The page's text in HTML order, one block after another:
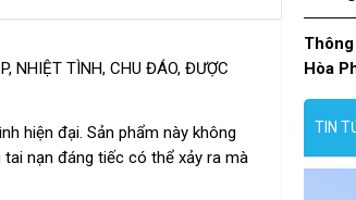
NHIỆT TÌNH, CHU ĐÁO, ĐƯỢC
hiện đại. Sản phẩm này không
nạn đáng tiếc có thể xảy ra mà
Hòa
TIN